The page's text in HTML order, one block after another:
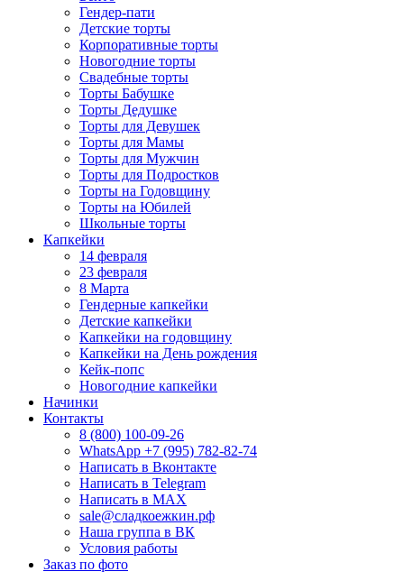
Гендер-пати
Детские торты
Корпоративные торты
Новогодние торты
Свадебные торты
Торты Бабушке
Торты Дедушке
Торты для Девушек
Торты для Мамы
Торты для Мужчин
Торты для Подростков
Торты на Годовщину
Торты на Юбилей
Школьные торты
Капкейки
14 февраля
23 февраля
8 Марта
Гендерные капкейки
Детские капкейки
Капкейки на годовщину
Капкейки на День рождения
Кейк-попс
Новогодние капкейки
Начинки
Контакты
8 (800) 100-09-26
WhatsApp +7 (995) 782-82-74
Написать в Вконтакте
Написать в Telegram
Написать в MAX
sale@сладкоежкин.рф
Наша группа в ВК
Условия работы
Заказ по фото